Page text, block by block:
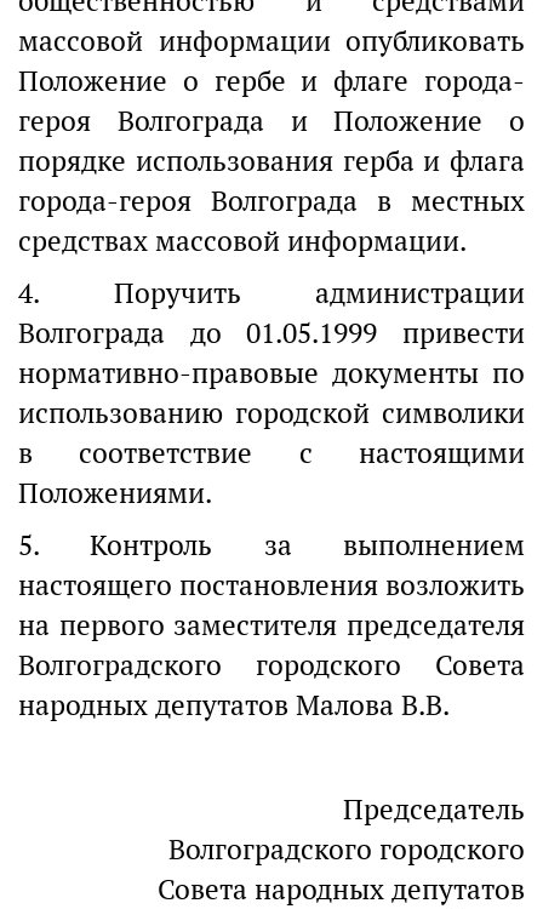
массовой информации опубликовать
Положение о гербе и флаге города-
героя Волгограда и Положение о
порядке использования герба и флага
города-героя Волгограда в местных
средствах массовой информации.
4. Поручить администрации
Волгограда до 01.05.1999 привести
нормативно-правовые документы по
использованию городской символики
в соответствие с настоящими
Положениями.
5. Контроль за выполнением
настоящего постановления возложить
на первого заместителя председателя
Волгоградского городского Совета
народных депутатов Малова В.В.
Председатель
Волгоградского городского
Совета народных депутатов